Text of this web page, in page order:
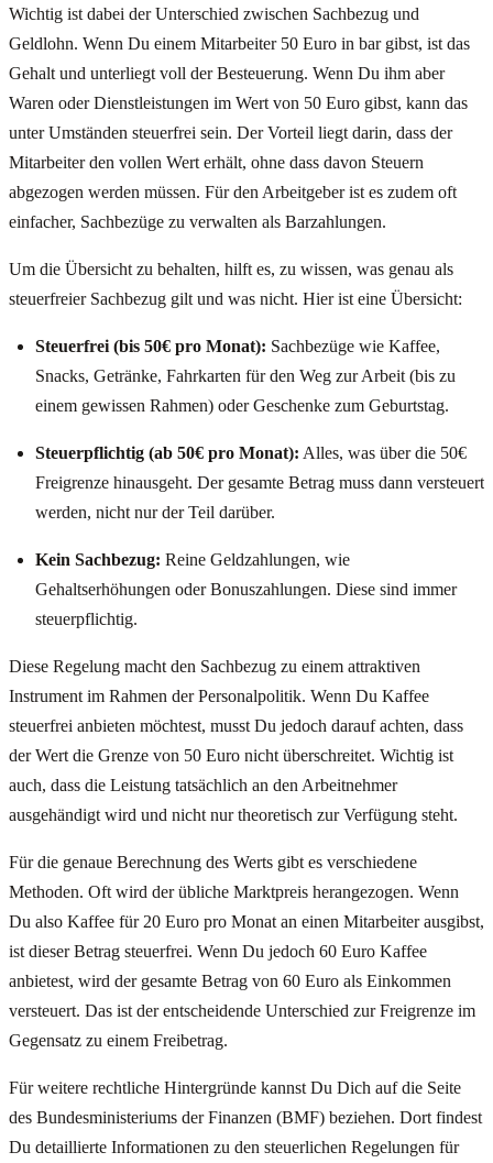
Wichtig ist dabei der Unterschied zwischen Sachbezug und
Geldlohn. Wenn Du einem Mitarbeiter 50 Euro in bar gibst, ist das
Gehalt und unterliegt voll der Besteuerung. Wenn Du ihm aber
Waren oder Dienstleistungen im Wert von 50 Euro gibst, kann das
unter Umständen steuerfrei sein. Der Vorteil liegt darin, dass der
Mitarbeiter den vollen Wert erhält, ohne dass davon Steuern
abgezogen werden müssen. Für den Arbeitgeber ist es zudem oft
einfacher, Sachbezüge zu verwalten als Barzahlungen.
Um die Übersicht zu behalten, hilft es, zu wissen, was genau als
steuerfreier Sachbezug gilt und was nicht. Hier ist eine Übersicht:
Steuerfrei (bis 50€ pro Monat): Sachbezüge wie Kaffee,
Snacks, Getränke, Fahrkarten für den Weg zur Arbeit (bis zu
einem gewissen Rahmen) oder Geschenke zum Geburtstag.
Steuerpflichtig (ab 50€ pro Monat): Alles, was über die 50€
Freigrenze hinausgeht. Der gesamte Betrag muss dann versteuert
werden, nicht nur der Teil darüber.
Kein Sachbezug: Reine Geldzahlungen, wie
Gehaltserhöhungen oder Bonuszahlungen. Diese sind immer
steuerpflichtig.
Diese Regelung macht den Sachbezug zu einem attraktiven
Instrument im Rahmen der Personalpolitik. Wenn Du Kaffee
steuerfrei anbieten möchtest, musst Du jedoch darauf achten, dass
der Wert die Grenze von 50 Euro nicht überschreitet. Wichtig ist
auch, dass die Leistung tatsächlich an den Arbeitnehmer
ausgehändigt wird und nicht nur theoretisch zur Verfügung steht.
Für die genaue Berechnung des Werts gibt es verschiedene
Methoden. Oft wird der übliche Marktpreis herangezogen. Wenn
Du also Kaffee für 20 Euro pro Monat an einen Mitarbeiter ausgibst,
ist dieser Betrag steuerfrei. Wenn Du jedoch 60 Euro Kaffee
anbietest, wird der gesamte Betrag von 60 Euro als Einkommen
versteuert. Das ist der entscheidende Unterschied zur Freigrenze im
Gegensatz zu einem Freibetrag.
Für weitere rechtliche Hintergründe kannst Du Dich auf die Seite
des Bundesministeriums der Finanzen (BMF) beziehen. Dort findest
Du detaillierte Informationen zu den steuerlichen Regelungen für